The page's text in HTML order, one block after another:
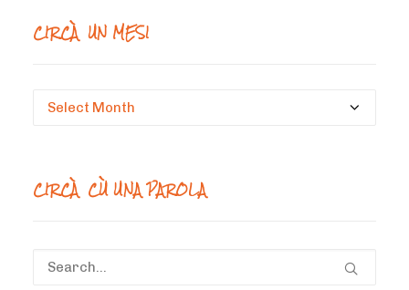
CIRCÀ UN MESI
Circà
CIRCÀ CÙ UNA PAROLA